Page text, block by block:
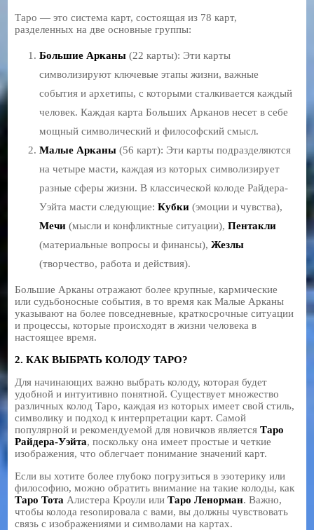
Таро — это система карт, состоящая из 78 карт,
разделенных на две основные группы:
Большие Арканы (22 карты): Эти карты
символизируют ключевые этапы жизни, важные
события и архетипы, с которыми сталкивается каждый
человек. Каждая карта Больших Арканов несет в себе
мощный символический и философский смысл.
Малые Арканы (56 карт): Эти карты подразделяются
на четыре масти, каждая из которых символизирует
разные сферы жизни. В классической колоде Райдера-
Уэйта масти следующие:Кубки (эмоции и чувства),
Мечи (мысли и конфликтные ситуации),Пентакли
(материальные вопросы и финансы),Жезлы
(творчество, работа и действия).
Большие Арканы отражают более крупные, кармические
или судьбоносные события, в то время как Малые Арканы
указывают на более повседневные, краткосрочные ситуации
и процессы, которые происходят в жизни человека в
настоящее время.
2. КАК ВЫБРАТЬ КОЛОДУ ТАРО?
Для начинающих важно выбрать колоду, которая будет
удобной и интуитивно понятной. Существует множество
различных колод Таро, каждая из которых имеет свой стиль,
символику и подход к интерпретации карт. Самой
популярной и рекомендуемой для новичков являетсяТаро
Райдера-Уэйта, поскольку она имеет простые и четкие
изображения, что облегчает понимание значений карт.
Если вы хотите более глубоко погрузиться в эзотерику или
философию, можно обратить внимание на такие колоды, как
Таро Тота Алистера Кроули илиТаро Ленорман. Важно,
чтобы колода resonировала с вами, вы должны чувствовать
связь с изображениями и символами на картах.